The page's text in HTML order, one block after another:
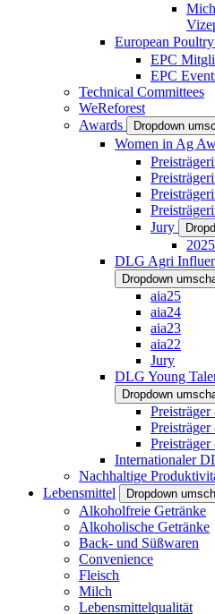
European
EPC
EPC
Technical Committees
WeReforest
Awards
Dropdown
Women in Ag
Jury
2025
DLG Agri
Dropdown
aia25
aia24
aia23
aia22
Jury
DLG Young
Dropdown
Internationaler
Nachhaltige
Lebensmittel
Dropdown
Alkoholfreie Getränke
Alkoholische Getränke
Back- und Süßwaren
Convenience
Fleisch
Milch
Lebensmittelqualität